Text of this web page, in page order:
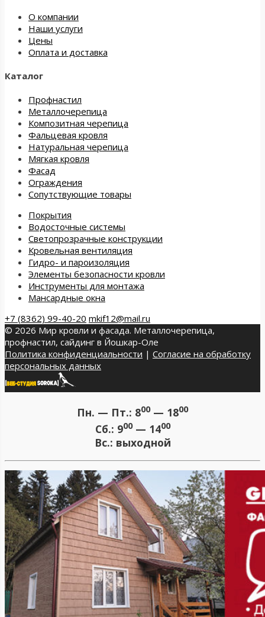
О компании
Наши услуги
Цены
Оплата и доставка
Каталог
Профнастил
Металлочерепица
Композитная черепица
Фальцевая кровля
Натуральная черепица
Мягкая кровля
Фасад
Ограждения
Сопутствующие товары
Покрытия
Водосточные системы
Светопрозрачные конструкции
Кровельная вентиляция
Гидро- и пароизоляция
Элементы безопасности кровли
Инструменты для монтажа
Мансардные окна
+7 (8362) 99-40-20 mkif12@mail.ru
© 2026 Мир кровли и фасада. Металлочерепица,
профнастил, сайдинг в Йошкар-Оле
Политика конфиденциальности | Согласие на обработку
персональных данных
Пн. — Пт.: 800— 1800
Сб.: 900— 1400
Вс.: выходной